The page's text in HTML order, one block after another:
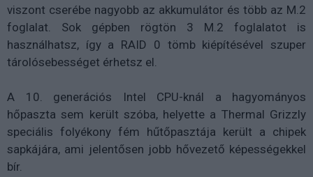
viszont cserébe nagyobb az akkumulátor és több az M.2
foglalat. Sok gépben rögtön 3 M.2 foglalatot is
használhatsz, így a RAID 0 tömb kiépítésével szuper
tárolósebességet érhetsz el.
A 10. generációs Intel CPU-knál a hagyományos
hőpaszta sem került szóba, helyette a Thermal Grizzly
speciális folyékony fém hűtőpasztája került a chipek
sapkájára, ami jelentősen jobb hővezető képességekkel
bír.